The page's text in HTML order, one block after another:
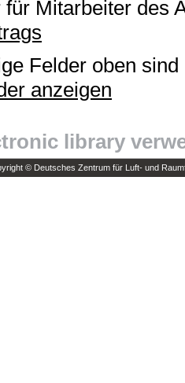
für Mitarbeiter des
Felder oben
anzeigen
library
© Deutsches Zentrum für Luft- und